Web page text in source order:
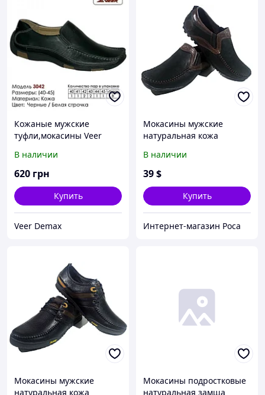
Кожаные мужские
туфли,мокасины Veer
В наличии
620 грн
Купить
Veer Demax
Мокасины мужские
натуральная кожа
(331р)
В наличии
39$
Купить
Интернет-магазин Роса
Мокасины мужские
натуральная кожа
Мокасины подростковые
натуральная замша